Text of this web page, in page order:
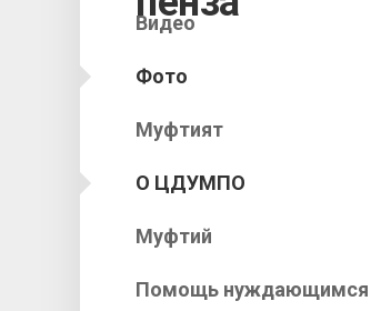
Видео
Фото
Муфтият
О ЦДУМПО
Муфтий
Помощь нуждающимся